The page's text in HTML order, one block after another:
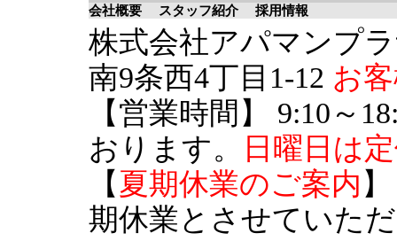
会社概要 スタッフ紹介 採用情報
株式会社アパマンプ
南9条西4丁目1-12 お
【営業時間】 9:10～
おります。
日曜日は
【 夏期休業のご案内
期休業とさせていた